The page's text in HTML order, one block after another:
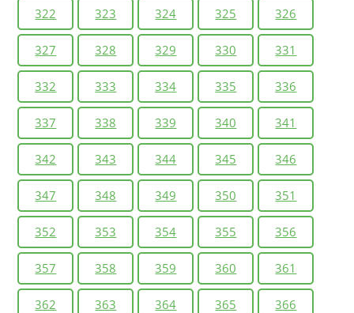
322 323 324 325 326
327 328 329 330 331
332 333 334 335 336
337 338 339 340 341
342 343 344 345 346
347 348 349 350 351
352 353 354 355 356
357 358 359 360 361
362 363 364 365 366